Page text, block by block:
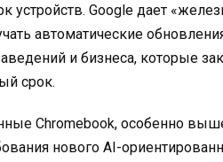
устройств. Google дает
автоматические
и бизнеса, которые
срок.
Chromebook, особенно
нового AI-